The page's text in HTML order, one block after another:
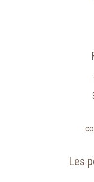
Les